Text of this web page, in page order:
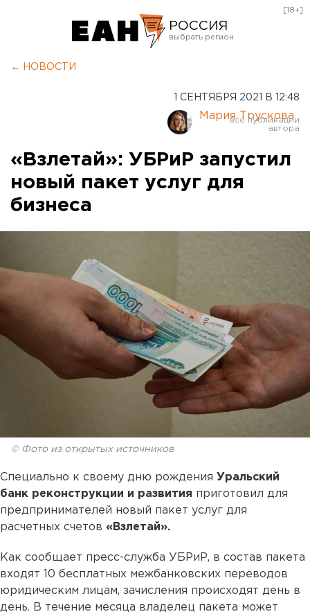
РОССИЯ
Курган
Оренбург
[18+]
← НОВОСТИ
1 СЕНТЯБРЯ 2021 В 12:48
Мария Трускова
«Взлетай»: УБРиР запустил
новый пакет услуг для
бизнеса
© Фото из открытых источников
Специально к своему дню рождения Уральский
банк реконструкции и развития приготовил для
предпринимателей новый пакет услуг для
расчетных счетов «Взлетай».
Как сообщает пресс-служба УБРиР, в состав пакета
входят 10 бесплатных межбанковских переводов
юридическим лицам, зачисления происходят день в
день. В течение месяца владелец пакета может